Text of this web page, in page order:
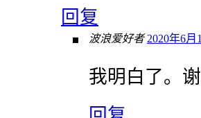
回复
波浪爱好者 2020年6月
我明白了。